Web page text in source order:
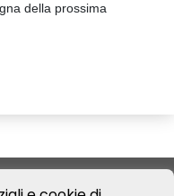
della prossima